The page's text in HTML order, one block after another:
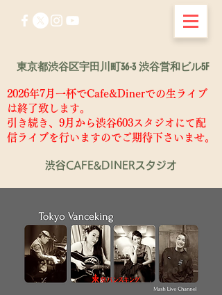
東京都渋谷区宇田川町36-3 渋谷営和ビル5F
渋谷CAFE&DINERスタジオ
2026年7月一杯でCafe&Dinerでの生ライブ
は終了致します。
​引き続き、9月から渋谷603スタジオにて配
信ライブを行いますのでご期待下さいませ。